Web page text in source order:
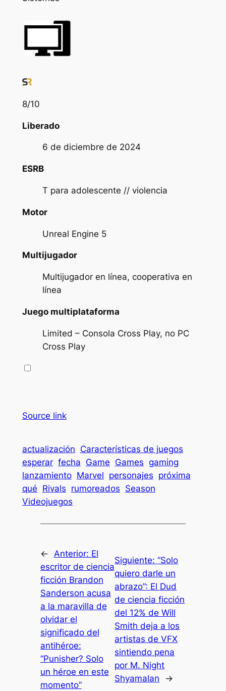
8/10
Liberado
6 de diciembre de 2024
ESRB
T para adolescente // violencia
Motor
Unreal Engine 5
Multijugador
Multijugador en línea, cooperativa en
línea
Juego multiplataforma
Limited – Consola Cross Play, no PC
Cross Play
Source link
actualización Características de juegos
esperar fecha Game Games gaming
lanzamiento Marvel personajes próxima
qué Rivals rumoreados Season
Videojuegos
← Anterior: El
escritor de ciencia
ficción Brandon
Sanderson acusa
a la maravilla de
olvidar el
significado del
antihéroe:
“Punisher? Solo
un héroe en este
momento”
Siguiente:“Solo
quiero darle un
abrazo”: El Dud
de ciencia ficción
del 12% de Will
Smith deja a los
artistas de VFX
sintiendo pena
por M. Night
Shyamalan
→